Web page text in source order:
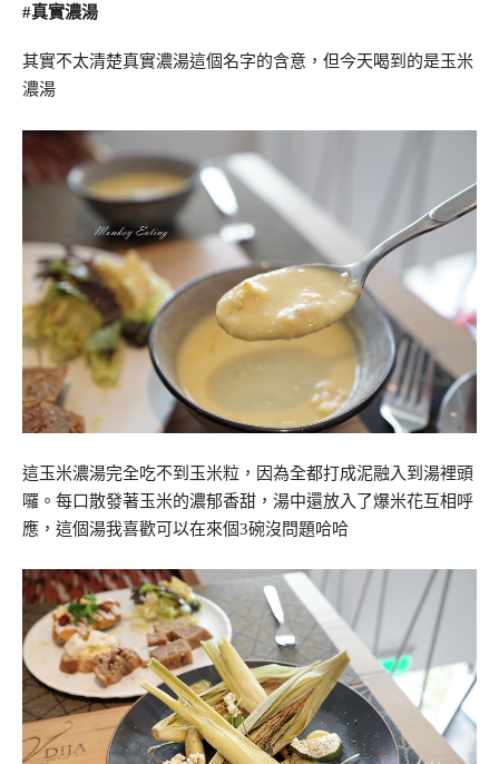
#真實濃湯
其實不太清楚真實濃湯這個名字的含意，但今天喝到的是玉米
濃湯
這玉米濃湯完全吃不到玉米粒，因為全都打成泥融入到湯裡頭
囉。每口散發著玉米的濃郁香甜，湯中還放入了爆米花互相呼
應，這個湯我喜歡可以在來個3碗沒問題哈哈